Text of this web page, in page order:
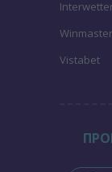
Vistabet